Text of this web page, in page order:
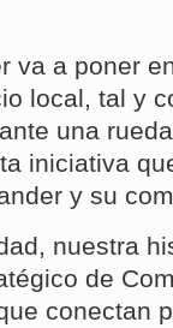
va a poner
local, tal y
una
iniciativa
y su
nuestra
de
conectan